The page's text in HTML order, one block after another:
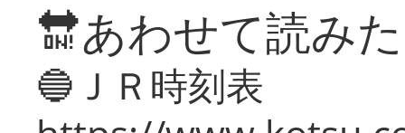
🔛あわせて読み
🔵ＪＲ時刻表